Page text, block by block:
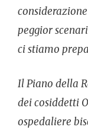
peggior
ci stiamo
Il Piano della
dei cosiddetti
ospedaliere